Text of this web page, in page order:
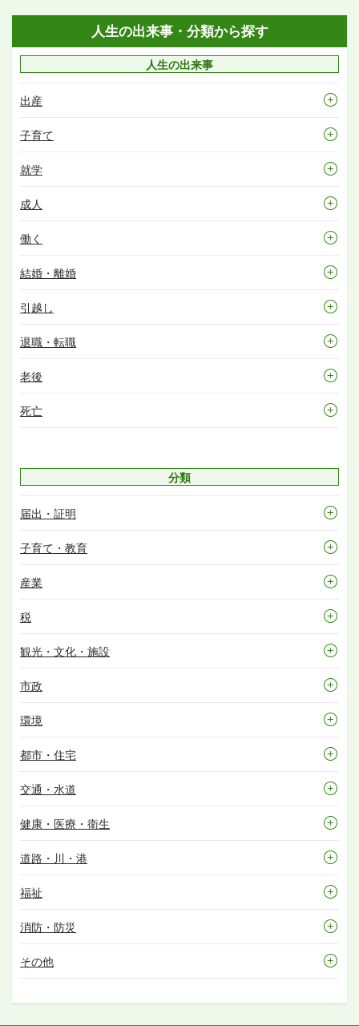
人生の出来事・分類から探す
人生の出来事
出産
子育て
就学
成人
働く
結婚・離婚
引越し
退職・転職
老後
死亡
分類
届出・証明
子育て・教育
産業
税
観光・文化・施設
市政
環境
都市・住宅
交通・水道
健康・医療・衛生
道路・川・港
福祉
消防・防災
その他